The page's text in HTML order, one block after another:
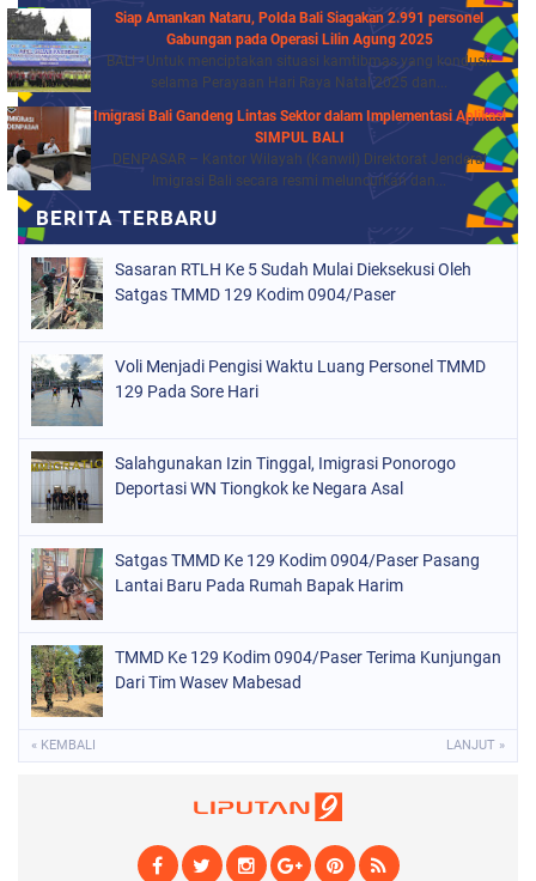
Siap Amankan Nataru, Polda Bali Siagakan 2.991 personel
Gabungan pada Operasi Lilin Agung 2025
BALI - Untuk menciptakan situasi kamtibmas yang kondusif
selama Perayaan Hari Raya Natal 2025 dan...
Imigrasi Bali Gandeng Lintas Sektor dalam Implementasi Aplikasi
SIMPUL BALI
DENPASAR – Kantor Wilayah (Kanwil) Direktorat Jenderal
Imigrasi Bali secara resmi meluncurkan dan...
Sasaran RTLH Ke 5 Sudah Mulai Dieksekusi Oleh
Satgas TMMD 129 Kodim 0904/Paser
Voli Menjadi Pengisi Waktu Luang Personel TMMD
129 Pada Sore Hari
Salahgunakan Izin Tinggal, Imigrasi Ponorogo
Deportasi WN Tiongkok ke Negara Asal
Satgas TMMD Ke 129 Kodim 0904/Paser Pasang
Lantai Baru Pada Rumah Bapak Harim
TMMD Ke 129 Kodim 0904/Paser Terima Kunjungan
Dari Tim Wasev Mabesad
« KEMBALI LANJUT »